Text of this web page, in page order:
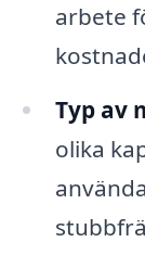
arbete
Typ av
olika